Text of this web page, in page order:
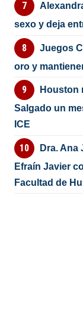
sexo y deja
Juegos
oro y
Houston
Salgado un
ICE
Dra. Ana
Efraín Javier
Facultad de